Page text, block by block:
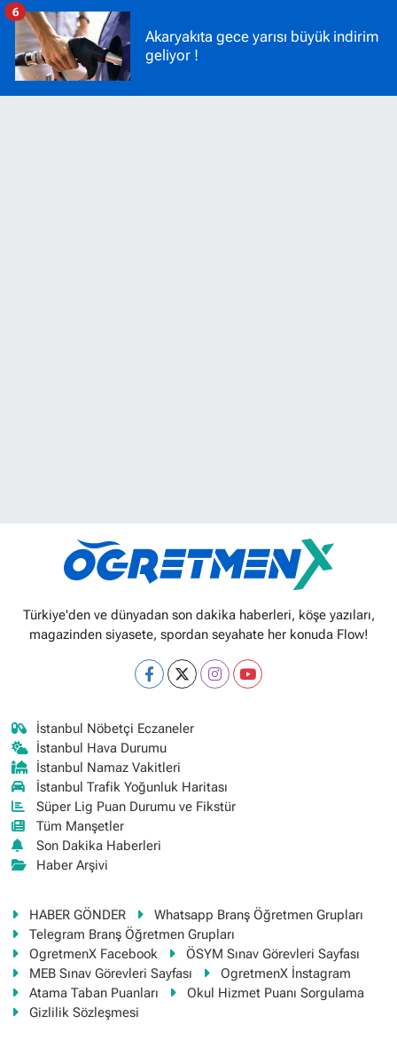
Akaryakıta gece yarısı büyük indirim
geliyor !
6
Türkiye'den ve dünyadan son dakika haberleri, köşe yazıları,
magazinden siyasete, spordan seyahate her konuda Flow!
İstanbul Nöbetçi Eczaneler
İstanbul Hava Durumu
İstanbul Namaz Vakitleri
İstanbul Trafik Yoğunluk Haritası
Süper Lig Puan Durumu ve Fikstür
Tüm Manşetler
Son Dakika Haberleri
Haber Arşivi
HABER GÖNDER
Whatsapp Branş Öğretmen Grupları
Telegram Branş Öğretmen Grupları
OgretmenX Facebook
ÖSYM Sınav Görevleri Sayfası
MEB Sınav Görevleri Sayfası
OgretmenX İnstagram
Atama Taban Puanları
Okul Hizmet Puanı Sorgulama
Gizlilik Sözleşmesi